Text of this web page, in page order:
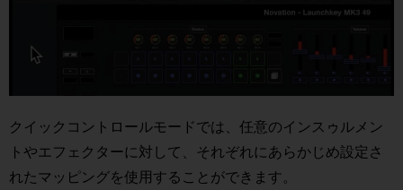
クイックコントロールモードでは、任意のインスゥルメン
トやエフェクターに対して、それぞれにあらかじめ設定さ
れたマッピングを使用することができます。